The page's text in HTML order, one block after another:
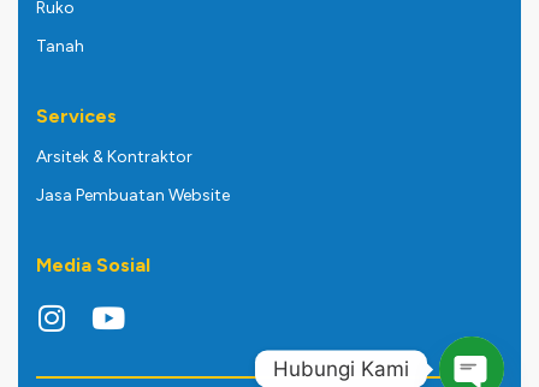
Ruko
Tanah
Services
Arsitek & Kontraktor
Jasa Pembuatan Website
Media Sosial
Hubungi Kami